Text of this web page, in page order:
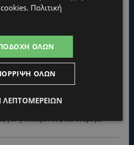
για ηλικιωμένους και άτομα με
cookies. Πολιτική
ΌΛΩΝ
ΌΛΩΝ